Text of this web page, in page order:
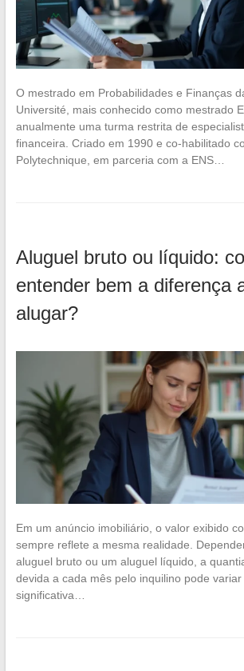
O mestrado em Probabilidades e Finanças
Université, mais conhecido como mestrado
anualmente uma turma restrita de
financeira. Criado em 1990 e co-habilitado
Polytechnique, em parceria com a ENS…
Aluguel bruto ou líquido:
entender bem a diferença
alugar?
Em um anúncio imobiliário, o valor exibido
sempre reflete a mesma realidade.
aluguel bruto ou um aluguel líquido, a
devida a cada mês pelo inquilino pode
significativa…